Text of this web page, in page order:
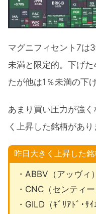
マグニフィセント7は
未満と限定的。下げ
たが他は1％未満の下
あまり買い圧力が強
く上昇した銘柄があり
昨日大きく上昇した銘
・ABBV（アッヴ
・CNC（センティ
・GILD（ｷﾞﾘｱﾄﾞ･